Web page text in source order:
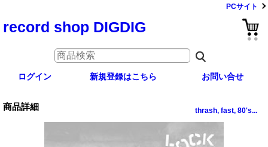
PCサイト
record shop DIGDIG
ログイン 新規登録はこちら お問い合せ
商品詳細 thrash, fast, 80's...